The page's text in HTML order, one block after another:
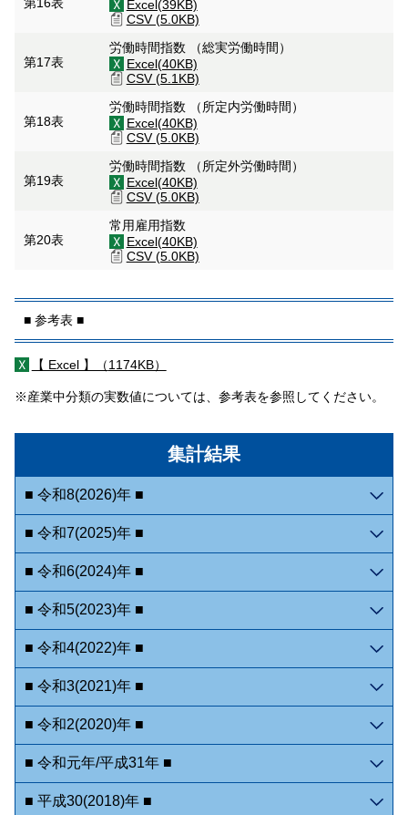
集計結果
■ 令和8(2026)年 ■
■ 令和7(2025)年 ■
■ 令和6(2024)年 ■
■ 令和5(2023)年 ■
■ 令和4(2022)年 ■
■ 令和3(2021)年 ■
■ 令和2(2020)年 ■
■ 令和元年/平成31年 ■
■ 平成30(2018)年 ■
Excel(39KB)
CSV (5.0KB)
第17表
労働時間指数 （総実労働時間）
Excel(40KB)
CSV (5.1KB)
第18表
労働時間指数 （所定内労働時間）
Excel(40KB)
CSV (5.0KB)
第19表
労働時間指数 （所定外労働時間）
Excel(40KB)
CSV (5.0KB)
第20表
常用雇用指数
Excel(40KB)
CSV (5.0KB)
■ 参考表 ■
【 Excel 】（1174KB）
※産業中分類の実数値については、参考表を参照してください。